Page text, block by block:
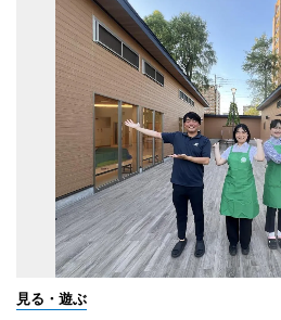
見る・遊ぶ